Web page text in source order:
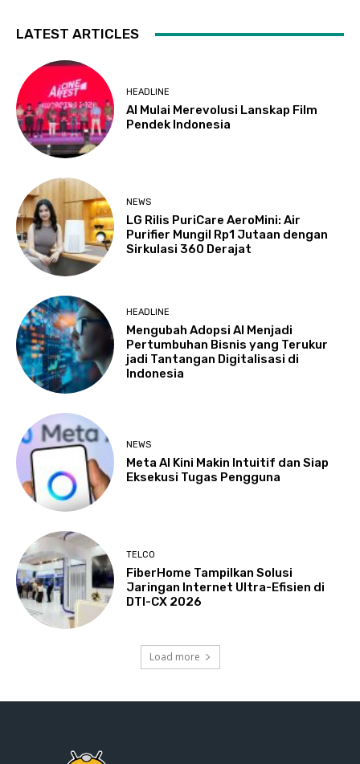
LATEST ARTICLES
HEADLINE
AI Mulai Merevolusi Lanskap Film
Pendek Indonesia
NEWS
LG Rilis PuriCare AeroMini: Air
Purifier Mungil Rp1 Jutaan dengan
Sirkulasi 360 Derajat
HEADLINE
Mengubah Adopsi AI Menjadi
Pertumbuhan Bisnis yang Terukur
jadi Tantangan Digitalisasi di
Indonesia
NEWS
Meta AI Kini Makin Intuitif dan Siap
Eksekusi Tugas Pengguna
TELCO
FiberHome Tampilkan Solusi
Jaringan Internet Ultra-Efisien di
DTI-CX 2026
Load more